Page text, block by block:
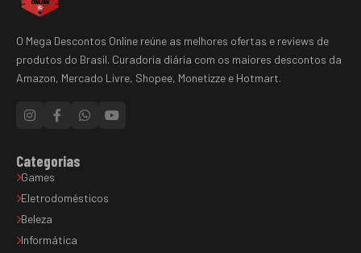
O Mega Descontos Online reúne as melhores ofertas e reviews de
produtos do Brasil. Curadoria diária com os maiores descontos da
Amazon, Mercado Livre, Shopee, Monetizze e Hotmart.
Categorias
Games
Eletrodomésticos
Beleza
Informática